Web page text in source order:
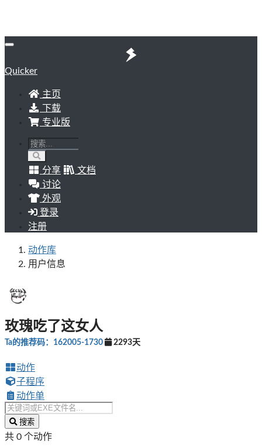
Quicker
主页
下载
专业版
分享
文档
讨论
外观
登录
注册
动作库
用户信息
玫瑰吃了这女人
Ta的推荐码：162005-1730 2293天
动作
子程序
动作单
搜索
共 0 个动作